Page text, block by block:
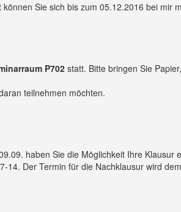
Sie sich bis zum 05.12.2016 bei mir
P702statt. Bitte bringen Sie
teilnehmen möchten.
haben Sie die Möglichkeit Ihre
Der Termin für die Nachklausur wird